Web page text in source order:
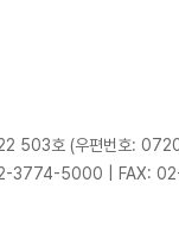
503호 (우편번호:
3774-5000 FAX: